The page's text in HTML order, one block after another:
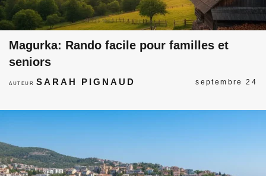
Magurka: Rando facile pour familles et
seniors
AUTEURSARAH PIGNAUD septembre 24